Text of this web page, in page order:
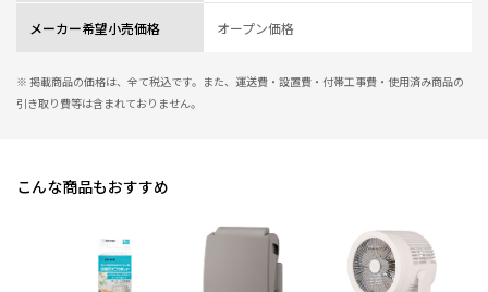
メーカー希望小売価格 オープン価格
※ 掲載商品の価格は、全て税込です。また、運送費・設置費・付帯工事費・使用済み商品の
引き取り費等は含まれておりません。
こんな商品もおすすめ